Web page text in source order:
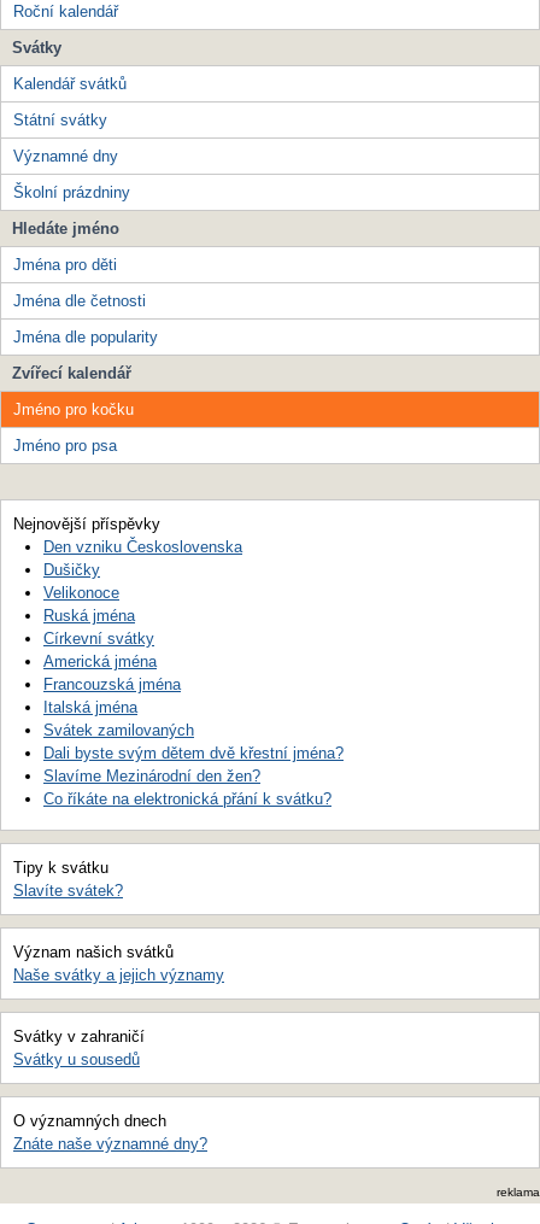
Roční kalendář
Svátky
Kalendář svátků
Státní svátky
Významné dny
Školní prázdniny
Hledáte jméno
Jména pro děti
Jména dle četnosti
Jména dle popularity
Zvířecí kalendář
Jméno pro kočku
Jméno pro psa
Nejnovější příspěvky
Den vzniku Československa
Dušičky
Velikonoce
Ruská jména
Církevní svátky
Americká jména
Francouzská jména
Italská jména
Svátek zamilovaných
Dali byste svým dětem dvě křestní jména?
Slavíme Mezinárodní den žen?
Co říkáte na elektronická přání k svátku?
Tipy k svátku
Slavíte svátek?
Význam našich svátků
Naše svátky a jejich významy
Svátky v zahraničí
Svátky u sousedů
O významných dnech
Znáte naše významné dny?
reklama